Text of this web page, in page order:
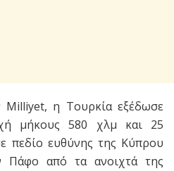
η Τουρκία εξέδωσε
μήκους 580 χλμ και 25
πεδίο ευθύνης της Κύπρου
Πάφο από τα ανοιχτά της